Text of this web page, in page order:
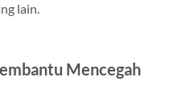
lain.
Mencegah